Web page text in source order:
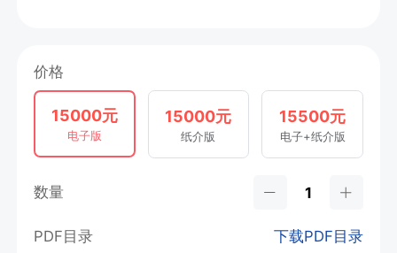
价格
15000元
电子版
15000元
纸介版
15500元
电子+纸介版
数量
PDF目录 下载PDF目录